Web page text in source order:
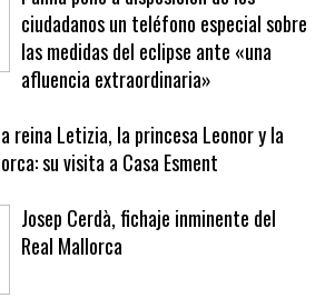
Palma pone a disposición de los
ciudadanos un teléfono especial sobre
las medidas del eclipse ante «una
afluencia extraordinaria»
reina Letizia, la princesa Leonor y la
su visita a Casa Esment
Josep Cerdà, fichaje inminente del